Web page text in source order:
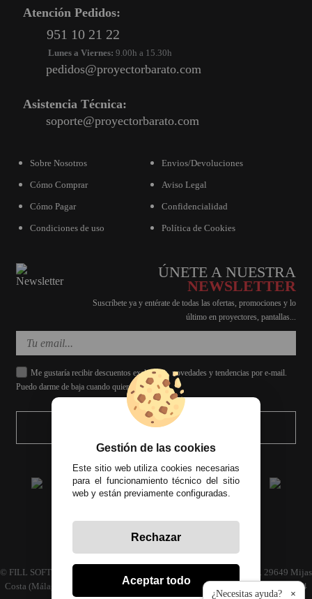
Atención Pedidos:
951 10 21 22
Lunes a Viernes: 9.00h a 15.30h
pedidos@proyectorbarato.com
Asistencia Técnica:
soporte@proyectorbarato.com
Sobre Nosotros
Cómo Comprar
Cómo Pagar
Condiciones de uso
Envios/Devoluciones
Aviso Legal
Confidencialidad
Política de Cookies
ÚNETE A NUESTRA
NEWSLETTER
Suscríbete ya y entérate de todas las ofertas, promociones y lo
último en proyectores, pantallas...
Me gustaría recibir descuentos exclusivos, novedades y tendencias por e-mail.
Puedo darme de baja cuando quiera.
ENVIAR
© FILL SOFT S.L., CIF: B93024339 C/ Archidona naves 30 y 32, C.P. 29649 Mijas
Costa (Málaga) | Empresa inscrita en el registro mercantil tomo 4686 Libro 3594
¿Necesitas ayuda? ×
Gestión de las cookies
Este sitio web utiliza cookies necesarias
para el funcionamiento técnico del sitio
web y están previamente configuradas.
Rechazar
Aceptar todo